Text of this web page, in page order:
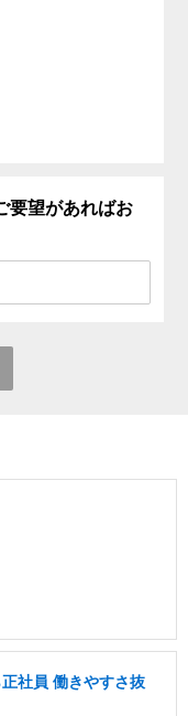
要望があればお
社員 働きやすさ抜